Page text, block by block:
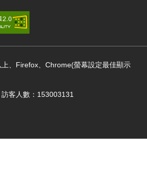
、Firefox、Chrome(螢幕設定最佳顯示
客人數：153003131